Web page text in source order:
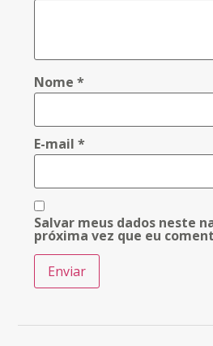
Nome*
E-mail*
Salvar meus dados neste
próxima vez que eu